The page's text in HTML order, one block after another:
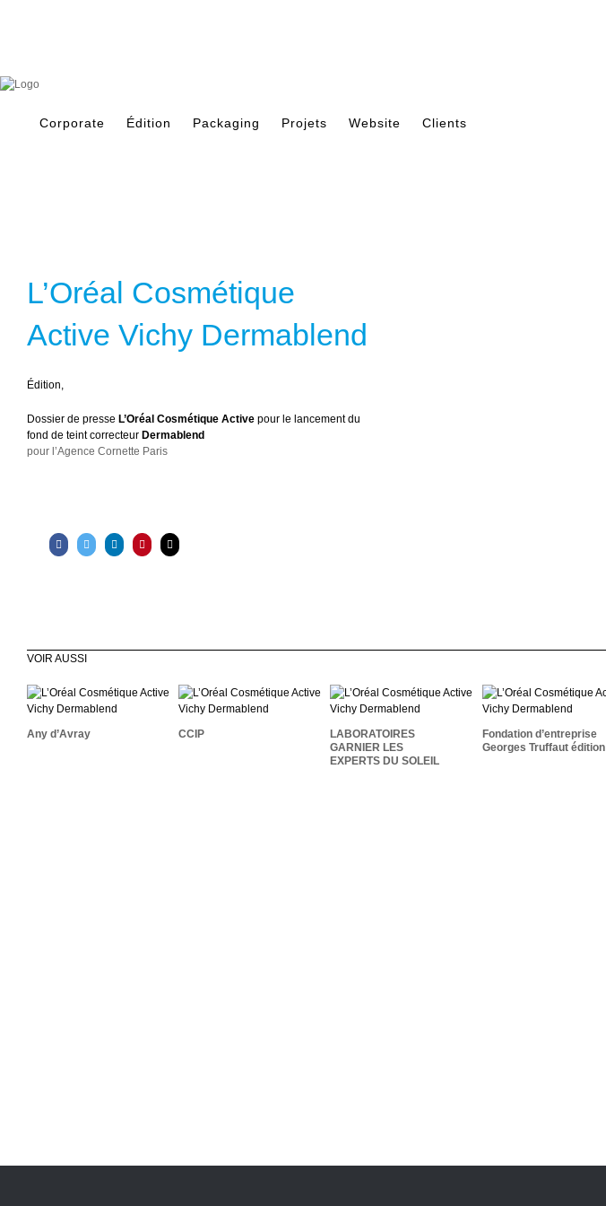
Corporate Édition Packaging Projets Website Clients
L’Oréal Cosmétique
Active Vichy Dermablend
Édition,
Dossier de presse L’Oréal Cosmétique Active pour le lancement du
fond de teint correcteur Dermablend
pour l’Agence Cornette Paris
VOIR AUSSI
Any D’Avray
Any d’Avray
CCIP
CCIP
LABORATOIRES
GARNIER LES
LABORATOIRES
GARNIER LES
EXPERTS DU SOLEIL
Fondation
D’entreprise Georges
Fondation d’entreprise
Georges Truffaut édition